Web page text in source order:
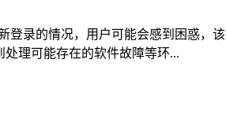
录的情况，用户可能会感到困惑，
理可能存在的软件故障等环...